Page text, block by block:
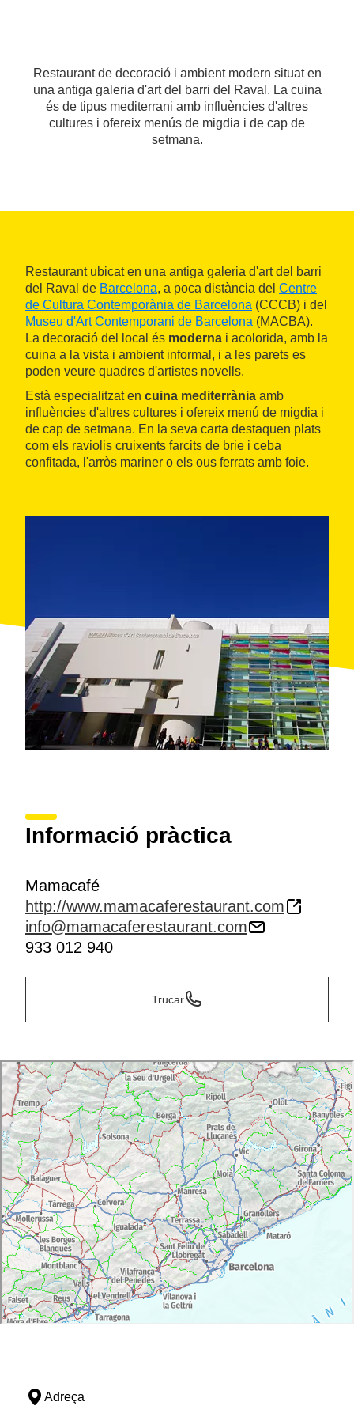
Restaurant de decoració i ambient modern situat en
una antiga galeria d'art del barri del Raval. La cuina
és de tipus mediterrani amb influències d'altres
cultures i ofereix menús de migdia i de cap de
setmana.
Restaurant ubicat en una antiga galeria d'art del barri
del Raval de Barcelona, a poca distància del Centre
de Cultura Contemporània de Barcelona (CCCB) i del
Museu d'Art Contemporani de Barcelona (MACBA).
La decoració del local és moderna i acolorida, amb la
cuina a la vista i ambient informal, i a les parets es
poden veure quadres d'artistes novells.
Està especialitzat en cuina mediterrània amb
influències d'altres cultures i ofereix menú de migdia i
de cap de setmana. En la seva carta destaquen plats
com els raviolis cruixents farcits de brie i ceba
confitada, l'arròs mariner o els ous ferrats amb foie.
Informació pràctica
Mamacafé
http://www.mamacaferestaurant.com
info@mamacaferestaurant.com
933 012 940
Trucar
Adreça